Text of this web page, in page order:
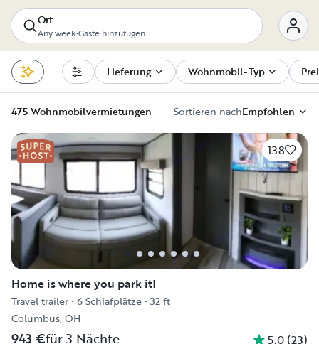
Ort
Any week•Gäste hinzufügen
Filters Lieferung Wohnmobil-Typ
475 Wohnmobilvermietungen Sortieren nachEmpfohlen
138
Home is where you park it!
Travel trailer• 6 Schlafplätze• 32 ft
Columbus, OH
943 €für 3 Nächte 5.0 (23)